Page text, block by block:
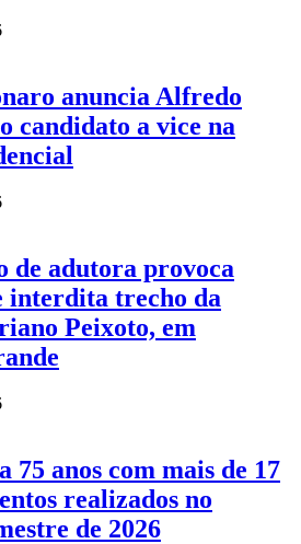
anuncia Alfredo
candidato a vice na
de adutora provoca
interdita trecho da
Peixoto, em
75 anos com mais de 17
realizados no
de 2026